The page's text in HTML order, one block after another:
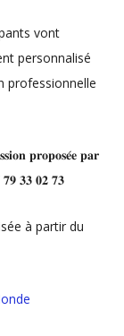
vont
personnalisé
professionnelle
𝐩𝐫𝐨𝐩𝐨𝐬𝐞́𝐞 𝐩𝐚𝐫
𝟑𝟑 𝟎𝟐 𝟕𝟑
à partir du